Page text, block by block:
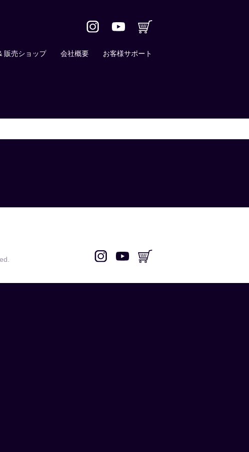
販売ショップ 会社概要 お客様サポート